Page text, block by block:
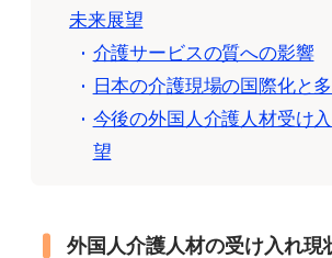
未来展望
介護サービスの質への影響
日本の介護現場の国際化と
今後の外国人介護人材受け
望
外国人介護人材の受け入れ現